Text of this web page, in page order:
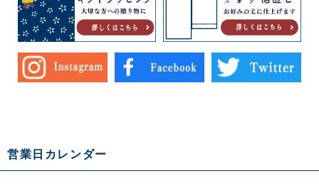
営業日カレンダー